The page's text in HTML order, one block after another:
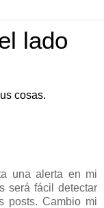
lado
cosas.
una alerta en mi
será fácil detectar
posts. Cambio mi